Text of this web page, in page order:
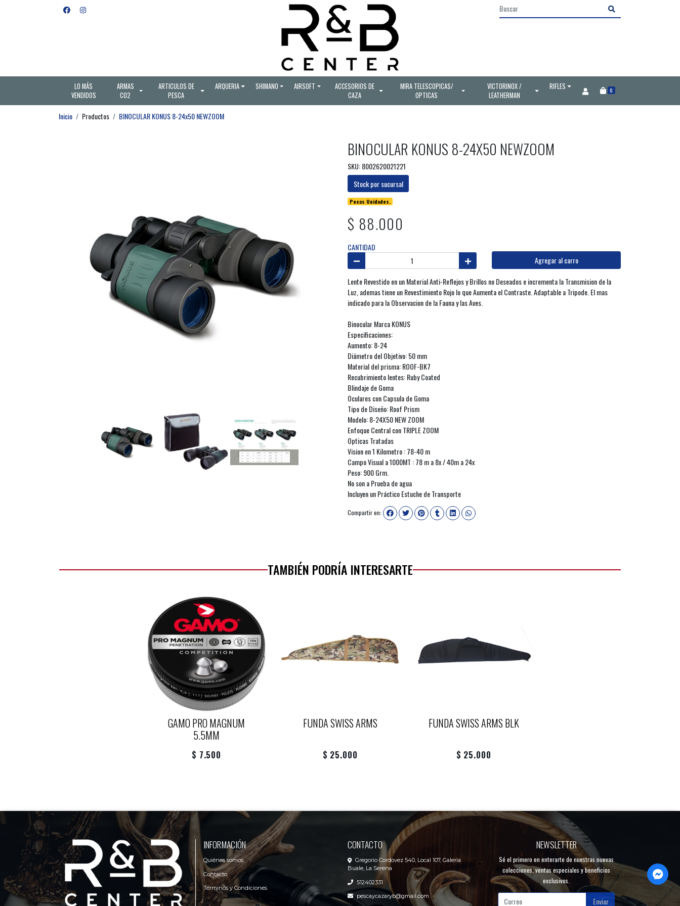
LO MÁS
VENDIDOS
ARMAS
CO2
ARTICULOS DE
PESCA
ARQUERIA SHIMANO AIRSOFT
ACCESORIOS DE
CAZA
MIRA TELESCOPICAS/
OPTICAS
VICTORINOX /
LEATHERMAN
RIFLES 0
Inicio Productos BINOCULAR KONUS 8-24x50 NEWZOOM
BINOCULAR KONUS 8-24X50 NEWZOOM
SKU: 8002620021221
Stock por sucursal
Pocas Unidades.
$ 88.000
CANTIDAD
Agregar al carro
Lente Revestido en un Material Anti-Reflejos y Brillos no Deseados e incrementa la Transmision de la
Luz, ademas tiene un Revestimiento Rojo lo que Aumenta el Contraste. Adaptable a Tripode. El mas
indicado para la Observacion de la Fauna y las Aves.
Binocular Marca KONUS
Especificaciones:
Aumento: 8-24
Diámetro del Objetivo: 50 mm
Material del prisma: ROOF-BK7
Recubrimiento lentes: Ruby Coated
Blindaje de Goma
Oculares con Capsula de Goma
Tipo de Diseño: Roof Prism
Modelo: 8-24X50 NEW ZOOM
Enfoque Central con TRIPLE ZOOM
Opticas Tratadas
Vision en 1 Kilometro : 78-40 m
Campo Visual a 1000MT : 78 m a 8x / 40m a 24x
Peso: 900 Grm.
No son a Prueba de agua
Incluyen un Práctico Estuche de Transporte
Compartir en:
TAMBIÉN PODRÍA INTERESARTE
GAMO PRO MAGNUM
5.5MM
$ 7.500
FUNDA SWISS ARMS
$ 25.000
FUNDA SWISS ARMS BLK
$ 25.000
INFORMACIÓN
Quiénes somos
Contacto
Términos y Condiciones
CONTACTO
Gregorio Cordovez 540, Local 107, Galeria
Buale, La Serena
512402331
pescaycazaryb@gmail.com
NEWSLETTER
Sé el primero en enterarte de nuestras nuevas
colecciones, ventas especiales y beneficios
exclusivos.
Enviar